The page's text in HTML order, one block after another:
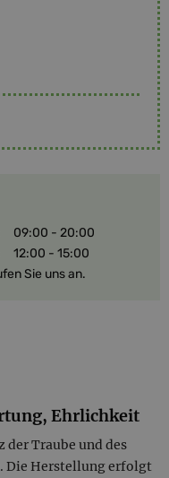
09:00 - 20:00
12:00 - 15:00
Sie uns an.
Ehrlichkeit
der Traube und des
Die Herstellung erfolgt